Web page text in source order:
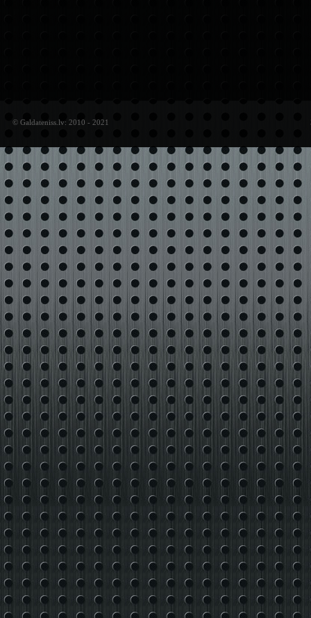
© Galdateniss.lv: 2010 - 2021